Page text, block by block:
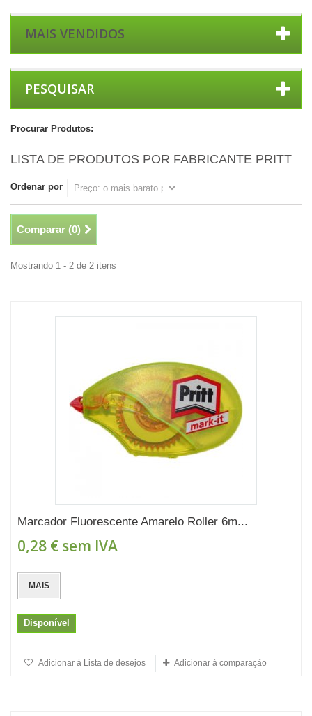
MAIS VENDIDOS
PESQUISAR
Procurar Produtos:
LISTA DE PRODUTOS POR FABRICANTE PRITT
Ordenar por
Comparar (0)
Mostrando 1 - 2 de 2 itens
Marcador Fluorescente Amarelo Roller 6m...
0,28 € sem IVA
MAIS
Disponível
Adicionar à Lista de desejos Adicionar à comparação